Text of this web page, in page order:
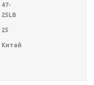
47-
25LB
25
Китай